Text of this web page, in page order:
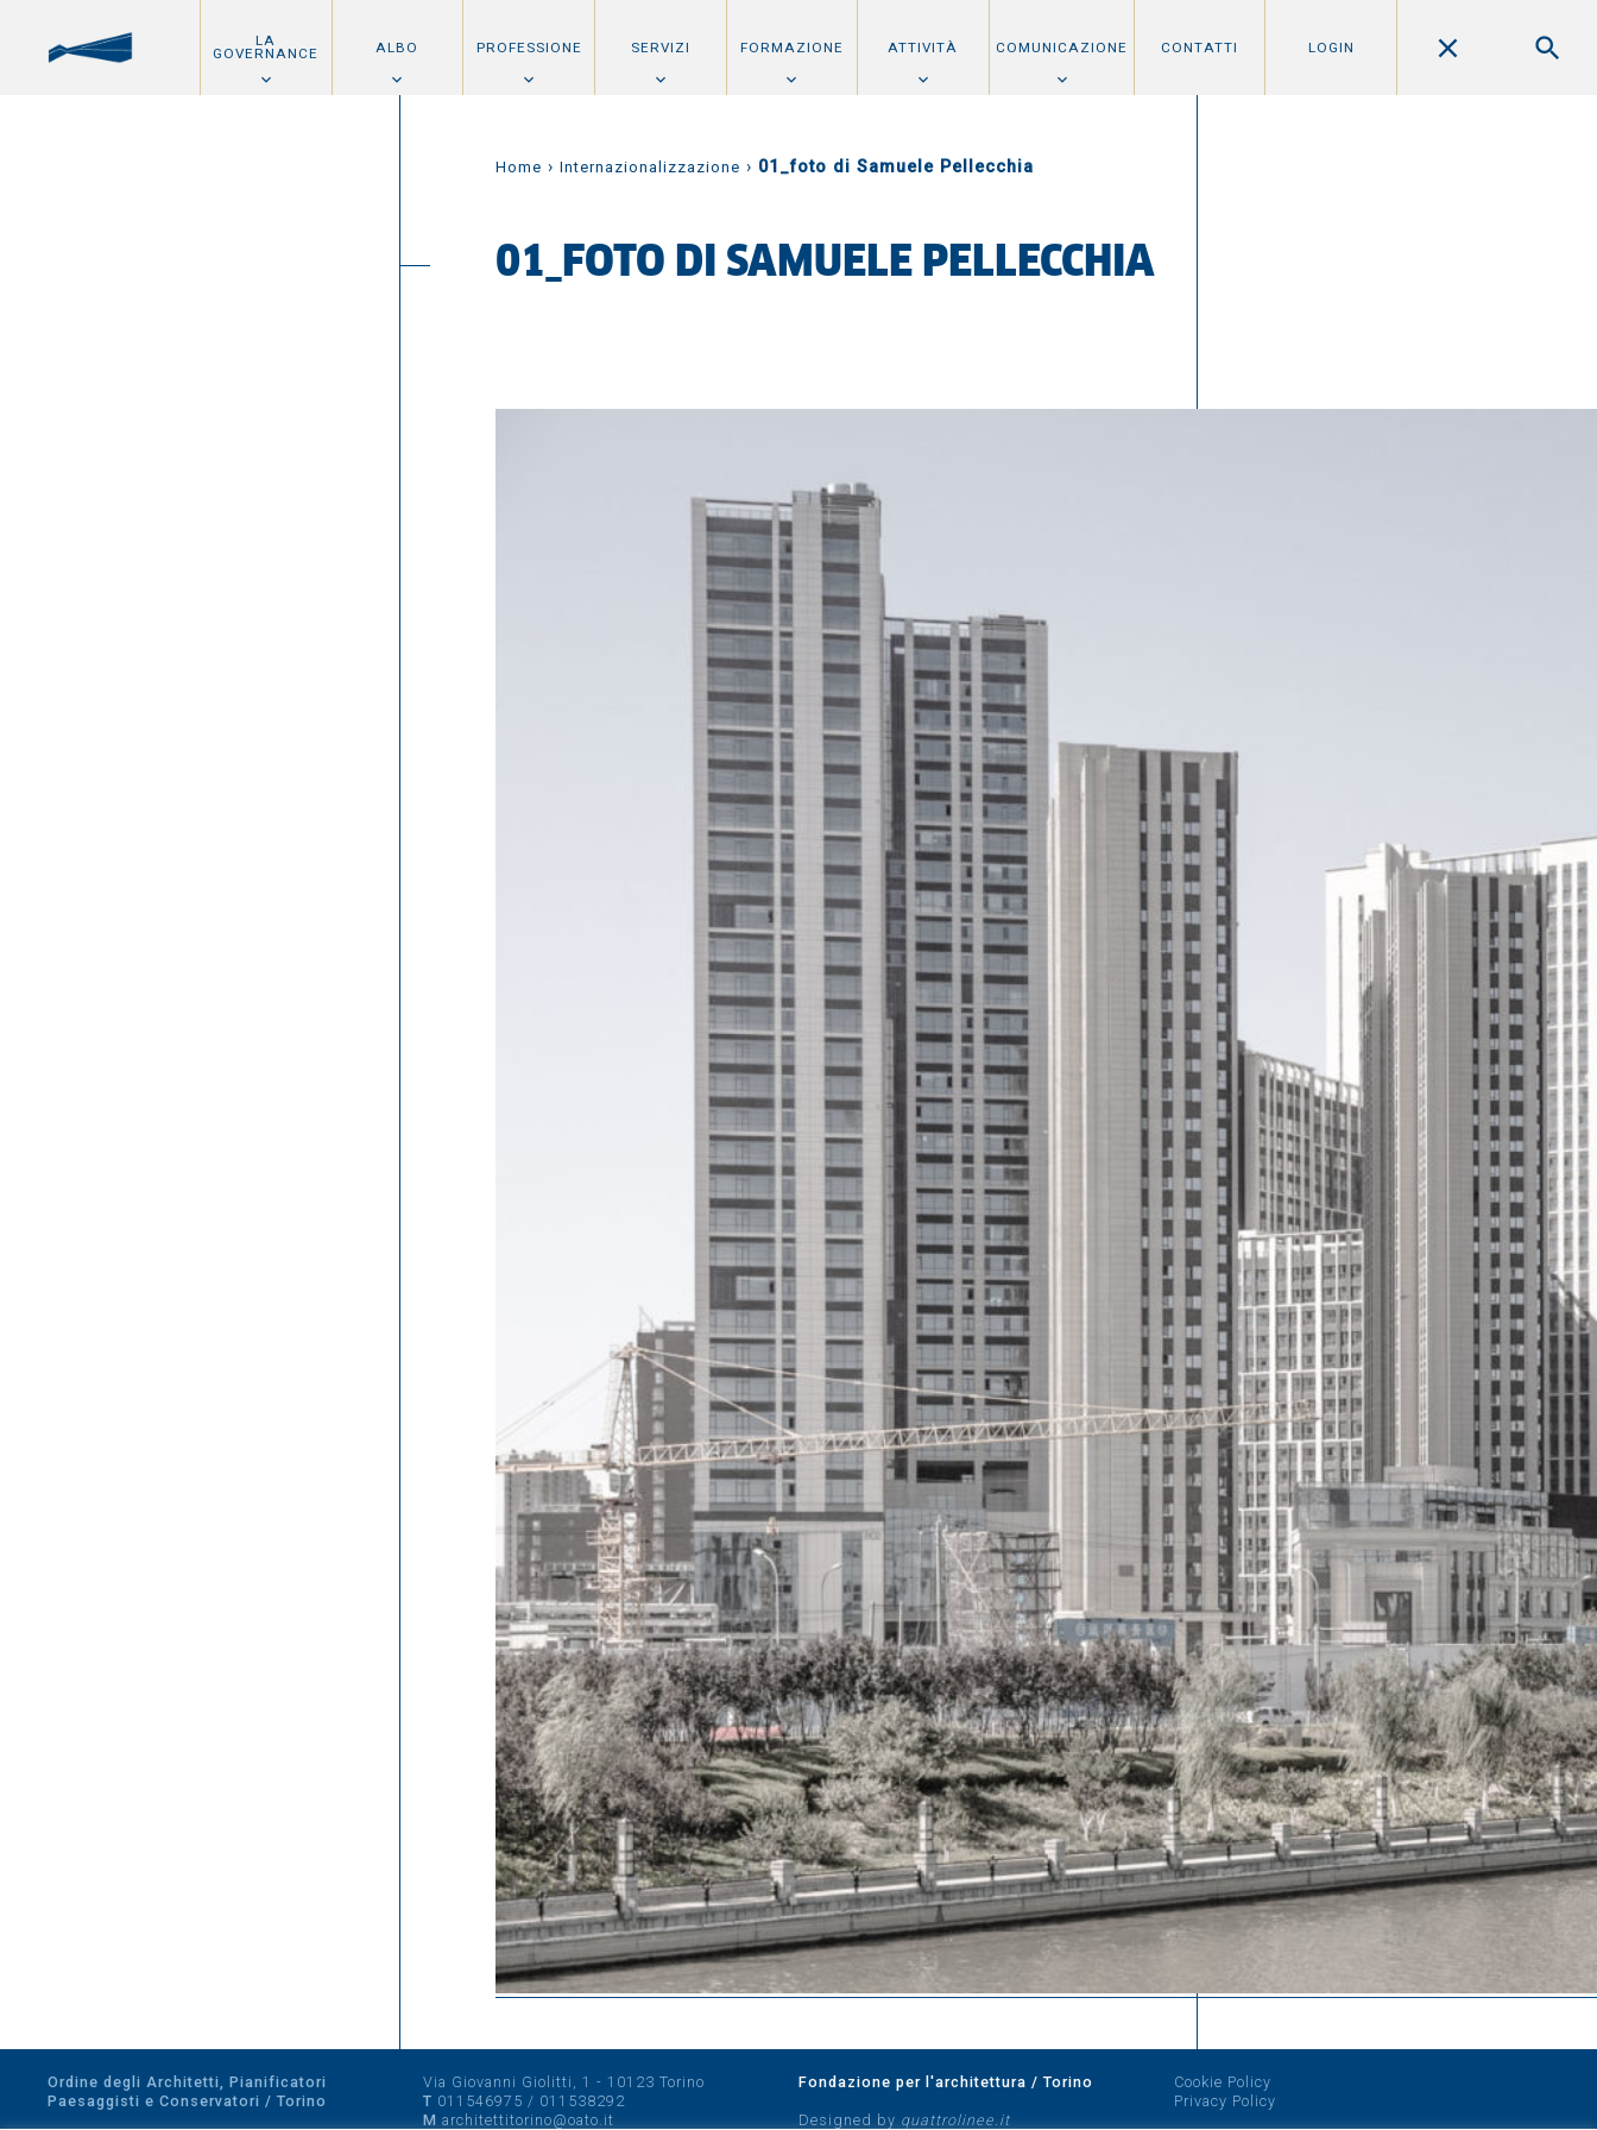
LA
GOVERNANCE ALBO PROFESSIONE SERVIZI FORMAZIONE ATTIVITÀ COMUNICAZIONE CONTATTI LOGIN
Home › Internazionalizzazione › 01_foto di Samuele Pellecchia
01_FOTO DI SAMUELE PELLECCHIA
Ordine degli Architetti, Pianificatori
Paesaggisti e Conservatori / Torino
Via Giovanni Giolitti, 1 - 10123 Torino
T 011546975 / 011538292
M architettitorino@oato.it
Fondazione per l'architettura / Torino
Designed by quattrolinee.it
Cookie Policy
Privacy Policy